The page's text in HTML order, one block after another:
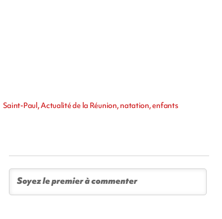
Saint-Paul, Actualité de la Réunion, natation, enfants